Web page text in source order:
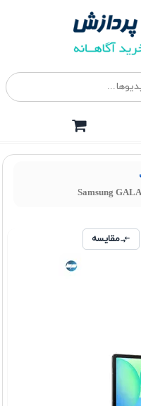
Samsung
مقایسه